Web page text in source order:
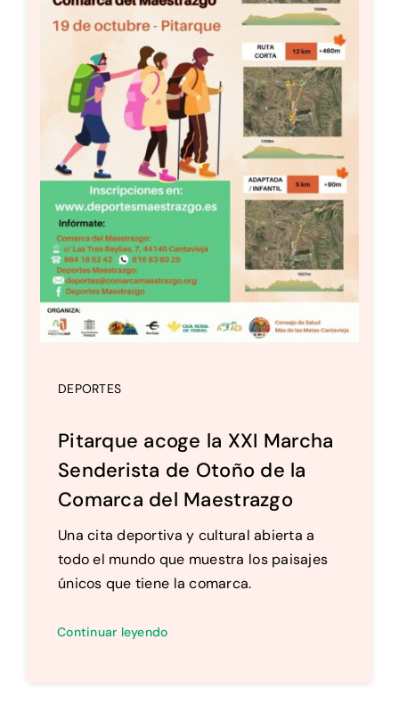
DEPORTES
Pitarque acoge la XXI Marcha
Senderista de Otoño de la
Comarca del Maestrazgo
Una cita deportiva y cultural abierta a
todo el mundo que muestra los paisajes
únicos que tiene la comarca.
Continuar leyendo